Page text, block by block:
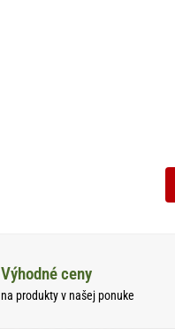
Výhodné ceny
na produkty v našej ponuke